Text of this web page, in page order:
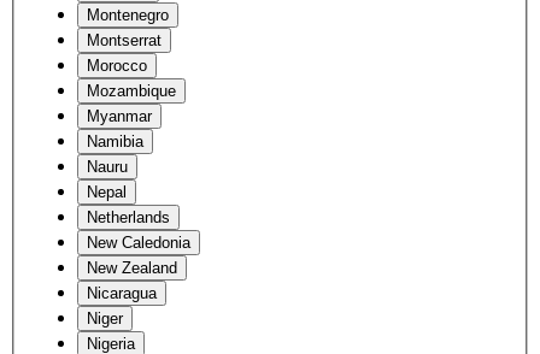
Montenegro
Montserrat
Morocco
Mozambique
Myanmar
Namibia
Nauru
Nepal
Netherlands
New Caledonia
New Zealand
Nicaragua
Niger
Nigeria